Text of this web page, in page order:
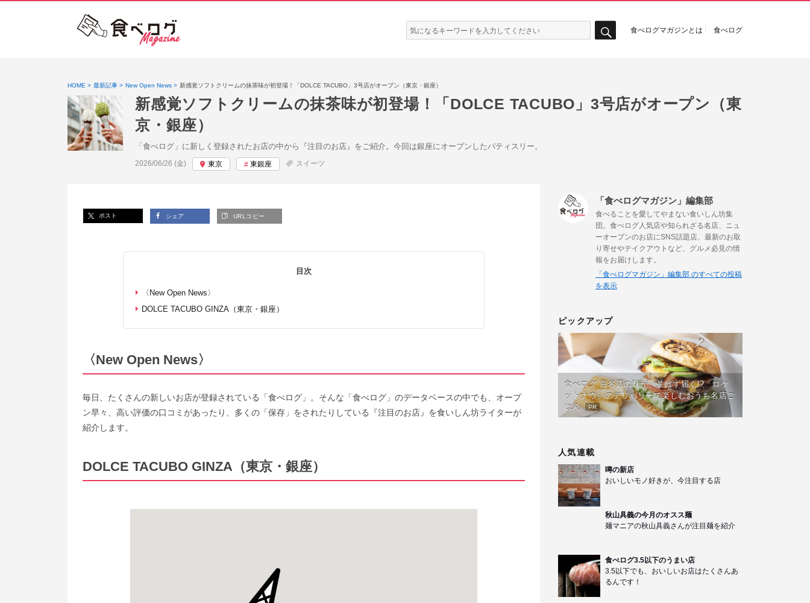
検
索:
食べログマガジンとは 食べログ
HOME 最新記事 New Open News 新感覚ソフトクリームの抹茶味が初登場！「DOLCE TACUBO」3号店がオープン（東京・銀座）
新感覚ソフトクリームの抹茶味が初登場！「DOLCE TACUBO」3号店がオープン（東
京・銀座）
「食べログ」に新しく登録されたお店の中から『注目のお店』をご紹介。今回は銀座にオープンしたパティスリー。
投稿日:
2026/06/26 (金) 東京 東銀座 スイーツ
ポスト シェア URLコピー
目次
〈New Open News〉
DOLCE TACUBO GINZA（東京・銀座）
〈New Open News〉
毎日、たくさんの新しいお店が登録されている「食べログ」。そんな「食べログ」のデータベースの中でも、オープ
ン早々、高い評価の口コミがあったり、多くの「保存」をされたりしている『注目のお店』を食いしん坊ライターが
紹介します。
DOLCE TACUBO GINZA（東京・銀座）
「食べログマガジン」編集部
食べることを愛してやまない食いしん坊集
団。食べログ人気店や知られざる名店、ニュ
ーオープンのお店にSNS話題店、最新のお取
り寄せやテイクアウトなど、グルメ必見の情
報をお届けします。
「食べログマガジン」編集部 のすべての投稿
を表示
ピックアップ
食べログ 百名店の味が、並ばず届く!?「ロケ
ットナウ」のデリバリーで楽しむおうち名店ご
はん
PR
人気連載
噂の新店
おいしいモノ好きが、今注目する店
秋山具義の今月のオスス麺
麺マニアの秋山具義さんが注目麺を紹介
食べログ3.5以下のうまい店
3.5以下でも、おいしいお店はたくさんあ
るんです！